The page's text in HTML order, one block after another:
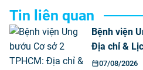
Tin liên quan
Bệnh viện
Địa chỉ &
07/08/2026